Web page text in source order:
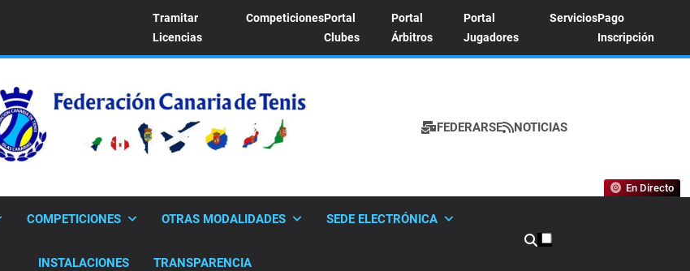
Tramitar
Licencias
CompeticionesPortal
Clubes
Portal
Árbitros
Portal
Jugadores
ServiciosPago
Inscripción
CANARIA DE TENIS
FEDERARSE NOTICIAS
En Directo
COMPETICIONES OTRAS MODALIDADES SEDE ELECTRÓNICA
INSTALACIONES TRANSPARENCIA